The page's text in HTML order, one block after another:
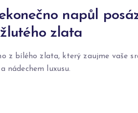
napůl
zlata
z bílého zlata, který zaujme vaše
nádechem luxusu.